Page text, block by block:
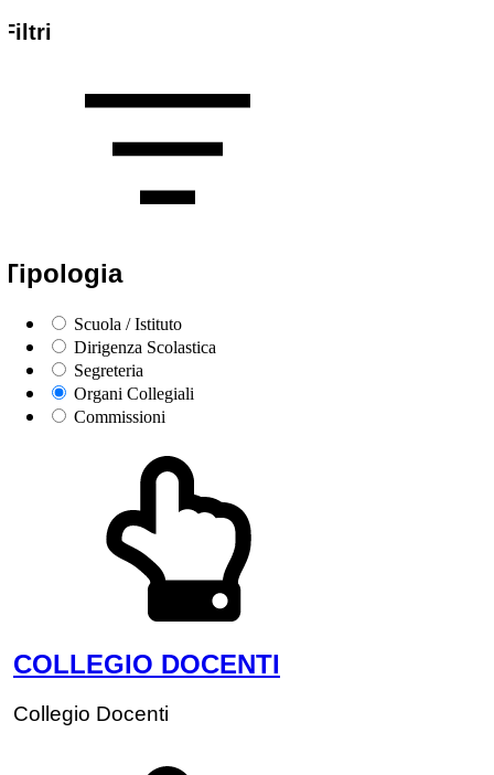
Filtri
Tipologia
Scuola / Istituto
Dirigenza Scolastica
Segreteria
Organi Collegiali
Commissioni
COLLEGIO DOCENTI
Collegio Docenti